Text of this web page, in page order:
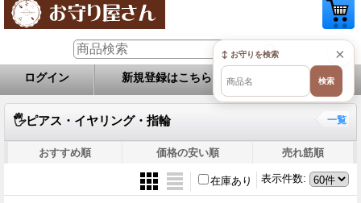
ログイン 新規登録はこちら お問い合せ
🖐️ピアス・イヤリング・指輪 一覧
おすすめ順 価格の安い順 売れ筋順
表示件数:
在庫あり
×
↕ お守りを検索
検索